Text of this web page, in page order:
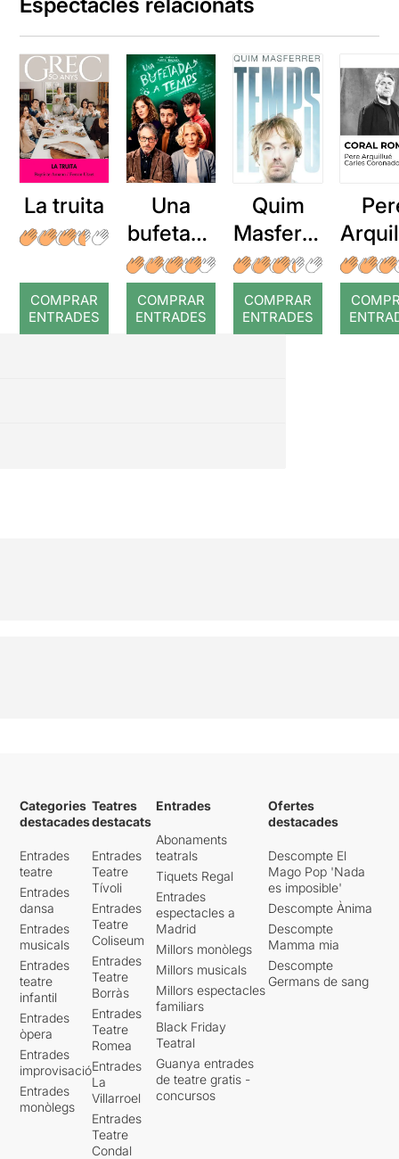
La truita
COMPRAR
ENTRADES
Una
bufetada
a temps
COMPRAR
ENTRADES
Quim
Masferre
r: Temps
COMPRAR
ENTRADES
:
Categories
destacades
Entrades
teatre
Entrades
dansa
Entrades
musicals
Entrades
teatre
infantil
Entrades
òpera
Entrades
improvisació
Entrades
monòlegs
Teatres
destacats
Entrades
Teatre
Tívoli
Entrades
Teatre
Coliseum
Entrades
Teatre
Borràs
Entrades
Teatre
Romea
Entrades
La
Villarroel
Entrades
Teatre
Condal
Entrades
Abonaments
teatrals
Tiquets Regal
Entrades
espectacles a
Madrid
Millors monòlegs
Millors musicals
Millors espectacles
familiars
Black Friday
Teatral
Guanya entrades
de teatre gratis -
concursos
Ofertes
destacades
Descompte El
Mago Pop 'Nada
es imposible'
Descompte Ànima
Descompte
Mamma mia
Descompte
Germans de sang